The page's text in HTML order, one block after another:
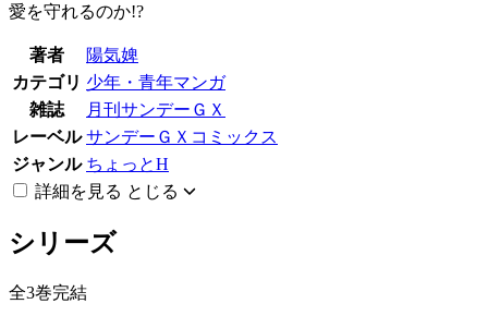
愛を守れるのか!?
著者
陽気婢
カテゴリ 少年・青年マンガ
雑誌
月刊サンデーＧＸ
レーベル サンデーＧＸコミックス
ジャンル ちょっとH
詳細を見る とじる
シリーズ
全3巻完結